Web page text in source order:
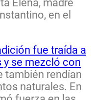
Elena, madre
en el
fue traída a
y se mezcló con
también rendían
naturales. En